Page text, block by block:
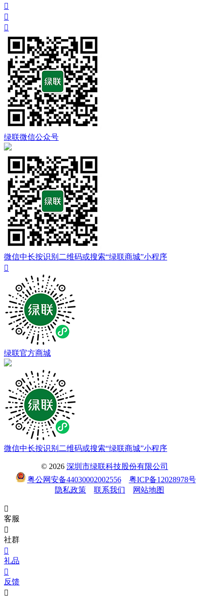



绿联微信公众号
微信中长按识别二维码或搜索“绿联商城”小程序

绿联官方商城
微信中长按识别二维码或搜索“绿联商城”小程序
© 2026 深圳市绿联科技股份有限公司
粤公网安备44030002002556
粤ICP备12028978号
隐私政策
联系我们 网站地图

客服

社群

礼品

反馈
